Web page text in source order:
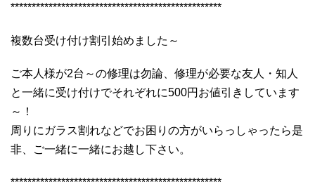
**************************************************
複数台受け付け割引始めました～
ご本人様が2台～の修理は勿論、修理が必要な友人・知人
と一緒に受け付けでそれぞれに500円お値引きしています
～！
周りにガラス割れなどでお困りの方がいらっしゃったら是
非、ご一緒に一緒にお越し下さい。
**************************************************